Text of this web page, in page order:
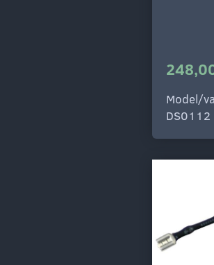
Model/
DS0112